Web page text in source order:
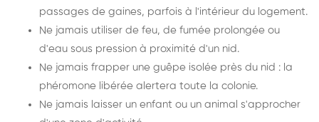
passages de gaines, parfois à l'intérieur du logement.
Ne jamais utiliser de feu, de fumée prolongée ou
d'eau sous pression à proximité d'un nid.
Ne jamais frapper une guêpe isolée près du nid : la
phéromone libérée alertera toute la colonie.
Ne jamais laisser un enfant ou un animal s'approcher